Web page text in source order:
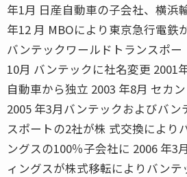
年1月 日産自動車の子会社、横浜
年12 月 MBOにより東京急行電鉄
バンテックワールドトランスポー
10月 バンテックに社名変更 2001
自動車から独立 2003 年8月 セカ
2005 年3月バンテックおよびバン
スポートの2社が株 式交換により
ングスの100％子会社に 2006 年3
ィングスが株式移転によりバンテ